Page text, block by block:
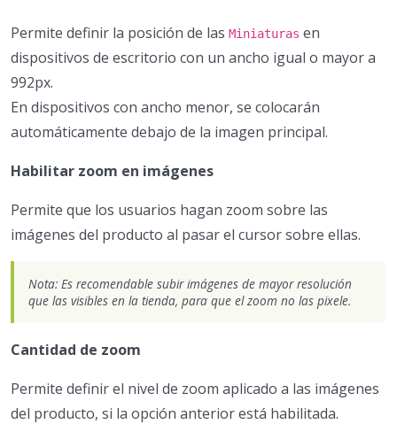
Permite definir la posición de las Miniaturas en
dispositivos de escritorio con un ancho igual o mayor a
992px.
En dispositivos con ancho menor, se colocarán
automáticamente debajo de la imagen principal.
Habilitar zoom en imágenes
Permite que los usuarios hagan zoom sobre las
imágenes del producto al pasar el cursor sobre ellas.
Nota: Es recomendable subir imágenes de mayor resolución
que las visibles en la tienda, para que el zoom no las pixele.
Cantidad de zoom
Permite definir el nivel de zoom aplicado a las imágenes
del producto, si la opción anterior está habilitada.